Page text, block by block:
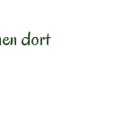
dort